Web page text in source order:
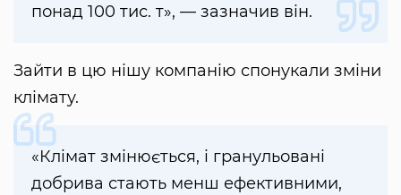
понад 100 тис. т», — зазначив він.
Зайти в цю нішу компанію спонукали зміни
клімату.
«Клімат змінюється, і гранульовані
добрива стають менш ефективними,